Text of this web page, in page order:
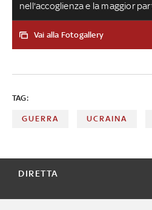
nell'accoglienza e la maggior
sono stati assorbiti dalla rete di
presenti sul territorio nazionale.
Vai alla Fotogallery
TAG:
GUERRA UCRAINA
DIRETTA